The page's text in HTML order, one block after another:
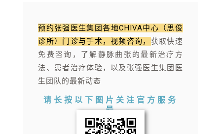
请长按以下图片关注官方服务
号
张强医生集团简介